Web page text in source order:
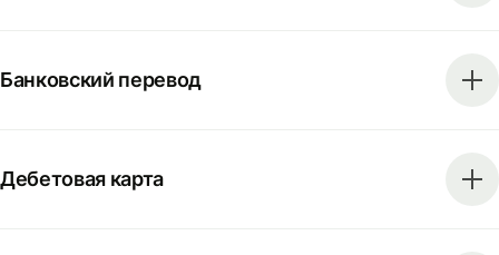
Банковский перевод
Дебетовая карта